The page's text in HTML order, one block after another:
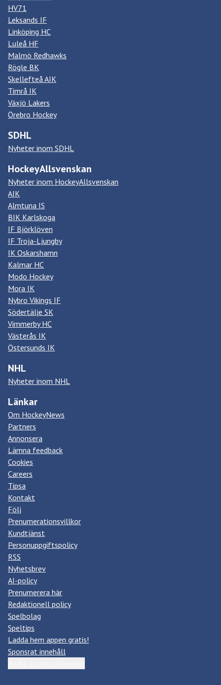
HV71
Leksands IF
Linköping HC
Luleå HF
Malmö Redhawks
Rögle BK
Skellefteå AIK
Timrå IK
Växjö Lakers
Örebro Hockey
SDHL
Nyheter inom SDHL
HockeyAllsvenskan
Nyheter inom HockeyAllsvenskan
AIK
Almtuna IS
BIK Karlskoga
IF Björklöven
IF Troja-Ljungby
IK Oskarshamn
Kalmar HC
Modo Hockey
Mora IK
Nybro Vikings IF
Södertälje SK
Vimmerby HC
Västerås IK
Östersunds IK
NHL
Nyheter inom NHL
Länkar
Om HockeyNews
Partners
Annonsera
Lämna feedback
Cookies
Careers
Tipsa
Kontakt
Följ
Prenumerationsvillkor
Kundtjänst
Personuppgiftspolicy
RSS
Nyhetsbrev
AI-policy
Prenumerera här
Redaktionell policy
Spelbolag
Speltips
Ladda hem appen gratis!
Sponsrat innehåll